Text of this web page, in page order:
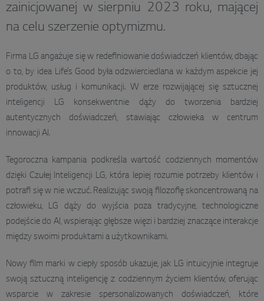
zainicjowanej w sierpniu 2023 roku, mającej
na celu szerzenie optymizmu.
Firma LG angażuje się w redefiniowanie doświadczeń klientów, dbając
o to, by idea Life’s Good była odzwierciedlana w każdym aspekcie jej
produktów, usług i komunikacji. W erze rozwijającej się sztucznej
inteligencji LG konsekwentnie dąży do tworzenia bardziej
autentycznych doświadczeń, stawiając człowieka w centrum
innowacji AI.
Tegoroczna kampania podkreśla wartość codziennych momentów
dzięki Czułej Inteligencji LG, która lepiej rozumie potrzeby klientów i
potrafi się w nie wczuć. Realizując swoją filozofię skoncentrowaną na
człowieku, LG dąży do wyjścia poza tradycyjne, technologiczne
podejście do AI, wspierając głębsze więzi i bardziej znaczące interakcje
między swoimi produktami a użytkownikami.
Nowy film marki w ciepły sposób ukazuje, jak LG intuicyjnie integruje
swoją sztuczną inteligencję z codziennym życiem klientów, oferując
wsparcie w zakresie spersonalizowanych doświadczeń, które